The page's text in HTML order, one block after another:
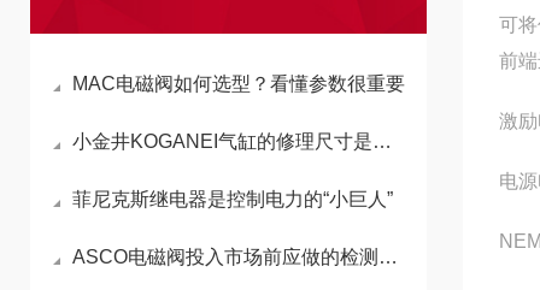
MAC电磁阀如何选型？看懂参数很重要
小金井KOGANEI气缸的修理尺寸是如何确定的
菲尼克斯继电器是控制电力的“小巨人”
ASCO电磁阀投入市场前应做的检测工作
可
前
激
电